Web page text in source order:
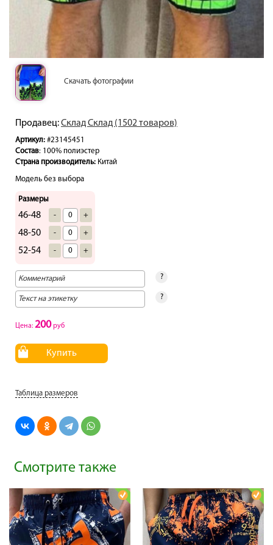
Скачать фотографии
Продавец:Склад Склад (1502 товаров)
Артикул: #23145451
Состав: 100% полиэстер
Страна производитель: Китай
Модель без выбора
Размеры
46-48 - +
48-50 - +
52-54 - +
?
?
Цена: 200руб
Купить
Таблица размеров
Смотрите также